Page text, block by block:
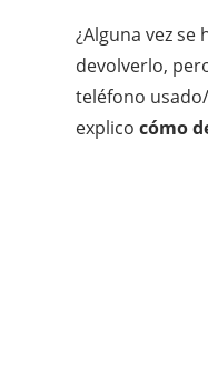
¿Alguna vez
devolverlo,
teléfono
explico cómo